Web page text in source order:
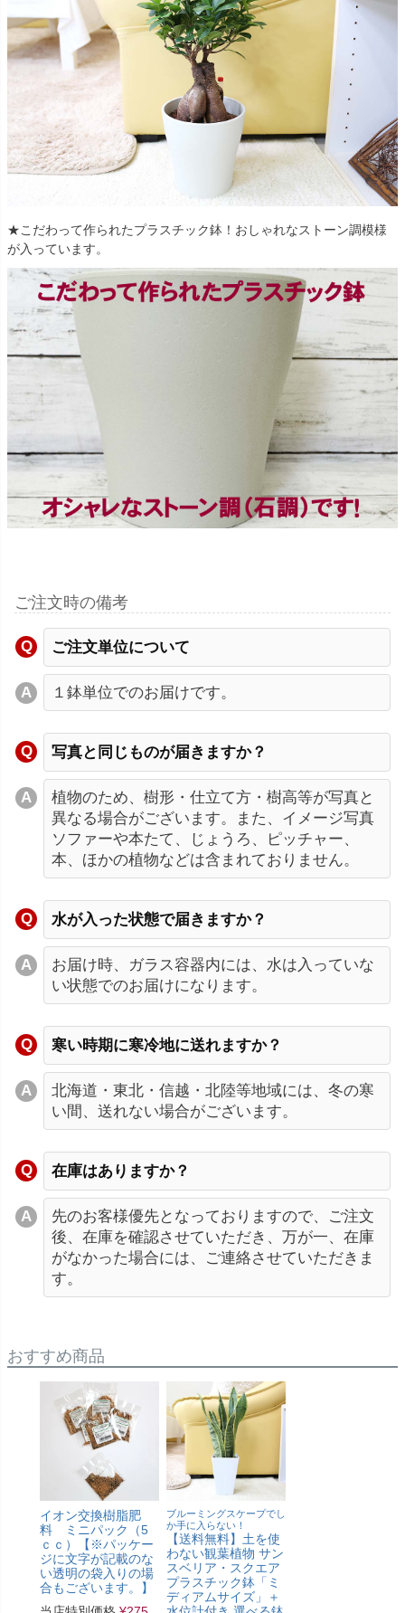
★こだわって作られたプラスチック鉢！おしゃれなストーン調模様
が入っています。
ご注文時の備考
ご注文単位について
１鉢単位でのお届けです。
写真と同じものが届きますか？
植物のため、樹形・仕立て方・樹高等が写真と
異なる場合がございます。また、イメージ写真
ソファーや本たて、じょうろ、ピッチャー、
本、ほかの植物などは含まれておりません。
水が入った状態で届きますか？
お届け時、ガラス容器内には、水は入っていな
い状態でのお届けになります。
寒い時期に寒冷地に送れますか？
北海道・東北・信越・北陸等地域には、冬の寒
い間、送れない場合がございます。
在庫はありますか？
先のお客様優先となっておりますので、ご注文
後、在庫を確認させていただき、万が一、在庫
がなかった場合には、ご連絡させていただきま
す。
おすすめ商品
イオン交換樹脂肥
料 ミニパック（5
ｃｃ）【※パッケー
ジに文字が記載のな
い透明の袋入りの場
合もございます。】
ブルーミングスケープでし
か手に入らない！
【送料無料】土を使
わない観葉植物 サン
スベリア・スクエア
プラスチック鉢「ミ
ディアムサイズ」＋